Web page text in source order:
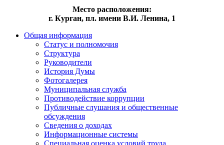
Место расположения:
г. Курган, пл. имени В.И. Ленина, 1
Общая информация
Статус и полномочия
Структура
Руководители
История Думы
Фотогалерея
Муниципальная служба
Противодействие коррупции
Публичные слушания и общественные
обсуждения
Сведения о доходах
Информационные системы
Специальная оценка условий труда